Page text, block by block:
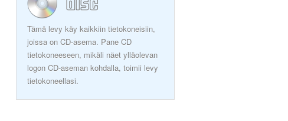
Tämä levy käy kaikkiin tietokoneisiin,
joissa on CD-asema. Pane CD
tietokoneeseen, mikäli näet ylläolevan
logon CD-aseman kohdalla, toimii levy
tietokoneellasi.